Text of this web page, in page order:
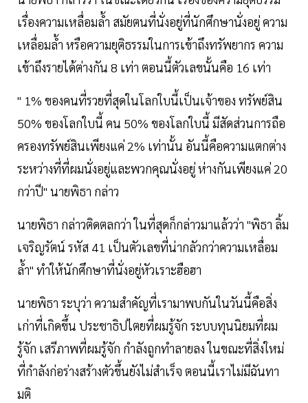
เรื่องความเหลื่อมล้ำ สมัยตนที่นั่งอยู่ที่นักศึกษานั่งอยู่ ความ
เหลื่อมล้ำ หรือความยุติธรรมในการเข้าถึงทรัพยากร ความ
เข้าถึงรายได้ต่างกัน 8 เท่า ตอนนี้ตัวเลขนั้นคือ 16 เท่า
" 1% ของคนที่รวยที่สุดในโลกใบนี้เป็นเจ้าของ ทรัพย์สิน
50% ของโลกใบนี้ คน 50% ของโลกใบนี้ มีสัดส่วนการถือ
ครองทรัพย์สินเพียงแค่ 2% เท่านั้น อันนี้คือความแตกต่าง
ระหว่างที่ที่ผมนั่งอยู่และพวกคุณนั่งอยู่ ห่างกันเพียงแค่ 20
กว่าปี" นายพิธา กล่าว
นายพิธา กล่าวติดตลกว่า ในที่สุดก็กล่าวมาแล้วว่า "พิธา ลิ้ม
เจริญรัตน์ รหัส 41 เป็นตัวเลขที่น่ากลัวกว่าความเหลื่อม
ล้ำ" ทำให้นักศึกษาที่นั่งอยู่หัวเราะฮือฮา
นายพิธา ระบุว่า ความสำคัญที่เรามาพบกันในวันนี้คือสิ่ง
เก่าที่เกิดขึ้น ประชาธิปไตยที่ผมรู้จัก ระบบทุนนิยมที่ผม
รู้จัก เสรีภาพที่ผมรู้จัก กำลังถูกทำลายลง ในขณะที่สิ่งใหม่
ที่กำลังก่อร่างสร้างตัวขึ้นยังไม่สำเร็จ ตอนนี้เราไม่มีฉันทา
มติ